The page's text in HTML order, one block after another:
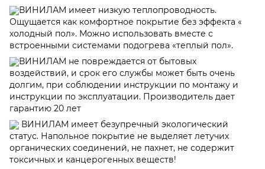
ВИНИЛАМ имеет низкую теплопроводность.
Ощущается как комфортное покрытие без эффекта «
холодный пол». Можно использовать вместе с
встроенными системами подогрева «теплый пол».
ВИНИЛАМ не повреждается от бытовых
воздействий, и срок его службы может быть очень
долгим, при соблюдении инструкции по монтажу и
инструкции по эксплуатации. Производитель дает
гарантию 20 лет
ВИНИЛАМ имеет безупречный экологический
статус. Напольное покрытие не выделяет летучих
органических соединений, не пахнет, не содержит
токсичных и канцерогенных веществ!